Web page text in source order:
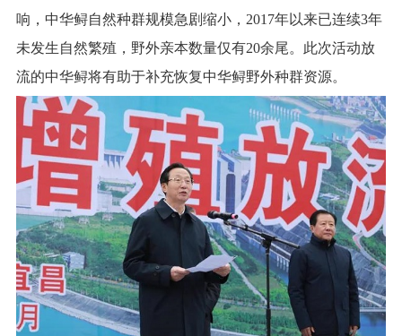
响，中华鲟自然种群规模急剧缩小， 2017年以来已连续3年
未发生自然繁殖，野外亲本数量仅有20余尾。此次活动放
流的中华鲟将有助于补充恢复中华鲟野外种群资源。